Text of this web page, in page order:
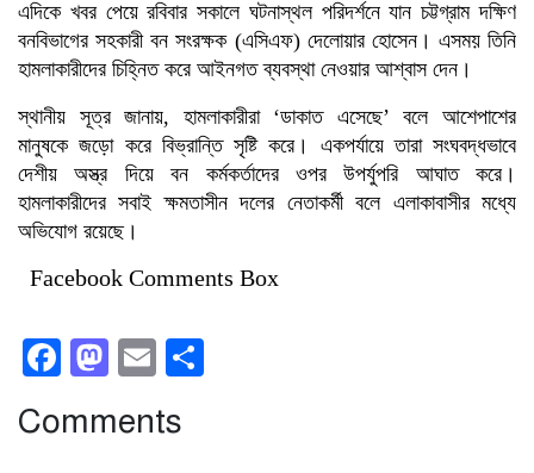
এদিকে খবর পেয়ে রবিবার সকালে ঘটনাস্থল পরিদর্শনে যান চট্টগ্রাম দক্ষিণ
বনবিভাগের সহকারী বন সংরক্ষক (এসিএফ) দেলোয়ার হোসেন। এসময় তিনি
হামলাকারীদের চিহ্নিত করে আইনগত ব্যবস্থা নেওয়ার আশ্বাস দেন।
স্থানীয় সূত্র জানায়, হামলাকারীরা ‘ডাকাত এসেছে’ বলে আশেপাশের
মানুষকে জড়ো করে বিভ্রান্তি সৃষ্টি করে। একপর্যায়ে তারা সংঘবদ্ধভাবে
দেশীয় অস্ত্র দিয়ে বন কর্মকর্তাদের ওপর উপর্যুপরি আঘাত করে।
হামলাকারীদের সবাই ক্ষমতাসীন দলের নেতাকর্মী বলে এলাকাবাসীর মধ্যে
অভিযোগ রয়েছে।
Facebook Comments Box
Facebook
Mastodon
Email
Comments